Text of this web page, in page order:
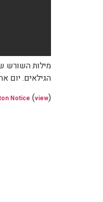
מילות השורש
הגילאים. יום
Notice (view)